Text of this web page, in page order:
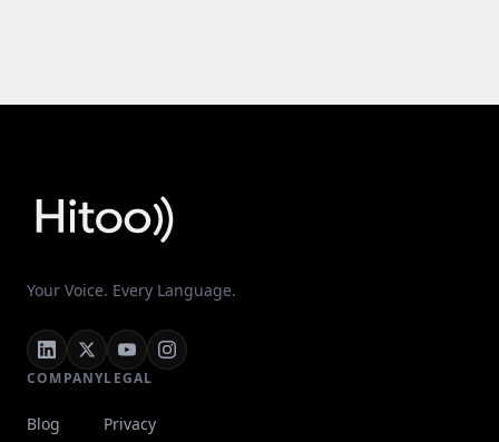
Your Voice. Every Language.
COMPANY
Blog
LEGAL
Privacy